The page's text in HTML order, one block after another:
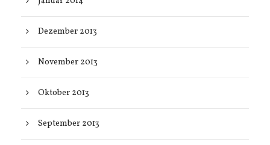
Dezember 2013
November 2013
Oktober 2013
September 2013